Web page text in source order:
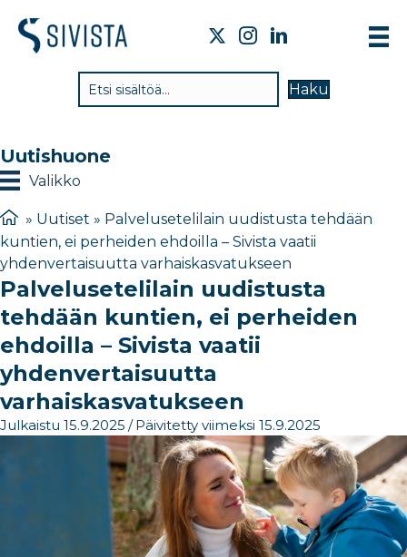
Haku
Uutishuone
Valikko
» Uutiset » Palvelusetelilain uudistusta tehdään
kuntien, ei perheiden ehdoilla – Sivista vaatii
yhdenvertaisuutta varhaiskasvatukseen
Palvelusetelilain uudistusta
tehdään kuntien, ei perheiden
ehdoilla – Sivista vaatii
yhdenvertaisuutta
varhaiskasvatukseen
Julkaistu 15.9.2025 / Päivitetty viimeksi 15.9.2025